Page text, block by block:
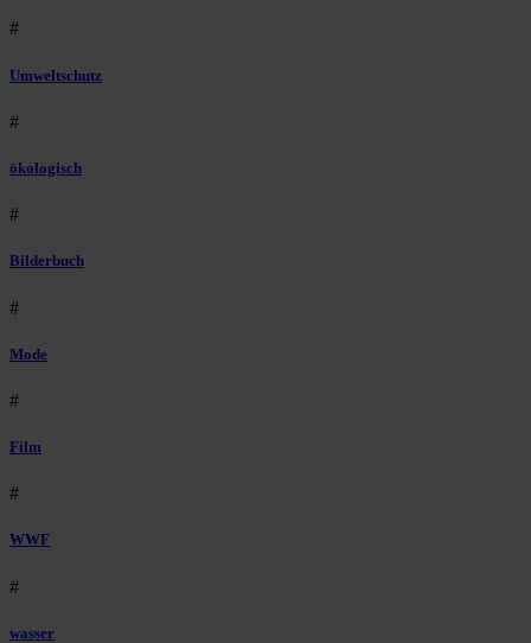
#
Umweltschutz
#
ökologisch
#
Bilderbuch
#
Mode
#
Film
#
WWF
#
wasser